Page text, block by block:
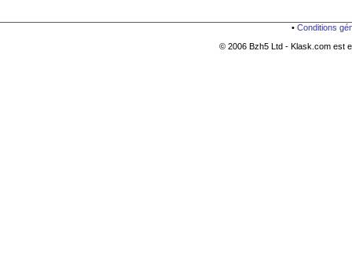
• Conditions
© 2006 Bzh5 Ltd - Klask.com est